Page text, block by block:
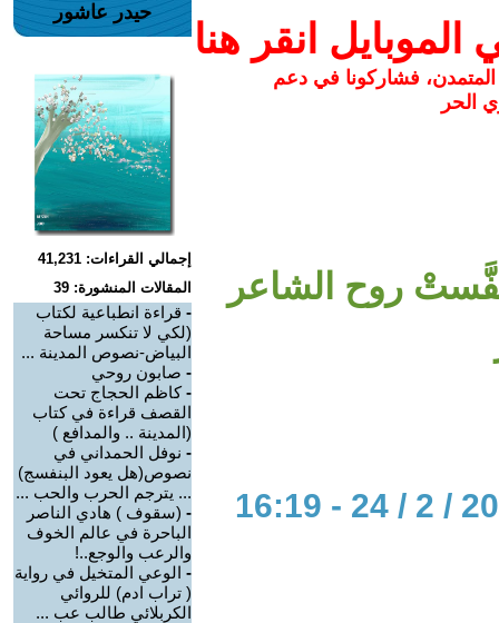
انقر هنا
المتمدن، فشاركونا في دعم
الحر
روح الشاعر
حيدر عاشور
إجمالي القراءات: 41,231
المقالات المنشورة: 39
- قراءة انطباعية لكتاب
(لكي لا تنكسر مساحة
البياض-نصوص المدينة ...
- صابون روحي
-كاظم الحجاج تحت
القصف قراءة في كتاب
(المدينة .. والمدافع )
- نوفل الحمداني في
نصوص(هل يعود البنفسج)
... يترجم الحرب والحب ...
- (سقوف ) هادي الناصر
الباحرة في عالم الخوف
والرعب والوجع..!
- الوعي المتخيل في رواية
( تراب ادم) للروائي
الكربلائي طالب عب ...